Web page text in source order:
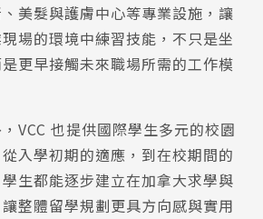
美髮與護膚中心等專業設施，讓
場的環境中練習技能，不只是坐
更早接觸未來職場所需的工作模
VCC 也提供國際學生多元的校園
入學初期的適應，到在校期間的
生都能逐步建立在加拿大求學與
整體留學規劃更具方向感與實用